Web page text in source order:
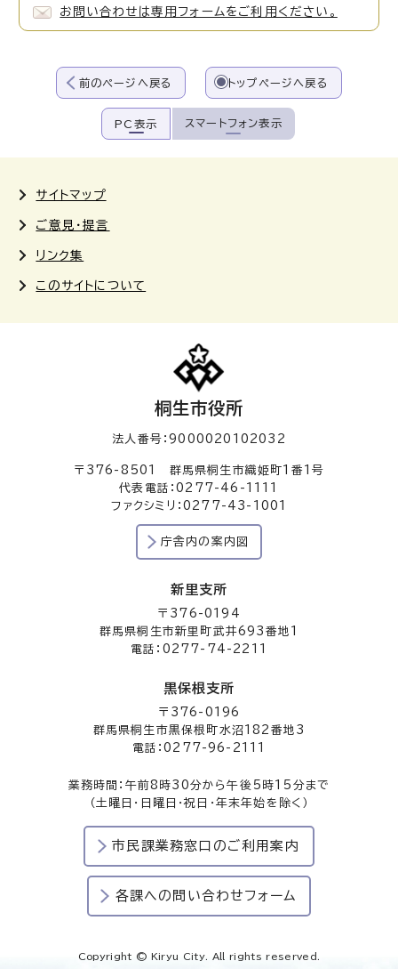
お問い合わせは専用フォームをご利用ください。
前のページへ戻る トップページへ戻る
PC表示 スマートフォン表示
サイトマップ
ご意見・提言
リンク集
このサイトについて
桐生市役所
法人番号：9000020102032
〒376-8501 群馬県桐生市織姫町1番1号
代表電話：0277-46-1111
ファクシミリ：0277-43-1001
庁舎内の案内図
新里支所
〒376-0194
群馬県桐生市新里町武井693番地1
電話：0277-74-2211
黒保根支所
〒376-0196
群馬県桐生市黒保根町水沼182番地3
電話：0277-96-2111
業務時間：午前8時30分から午後5時15分まで
（土曜日・日曜日・祝日・年末年始を除く）
市民課業務窓口のご利用案内
各課への問い合わせフォーム
Copyright © Kiryu City. All rights reserved.